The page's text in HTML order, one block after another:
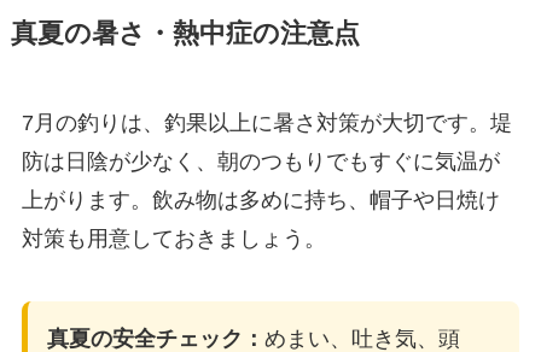
真夏の暑さ・熱中症の注意点
7月の釣りは、釣果以上に暑さ対策が大切です。堤
防は日陰が少なく、朝のつもりでもすぐに気温が
上がります。飲み物は多めに持ち、帽子や日焼け
対策も用意しておきましょう。
真夏の安全チェック： めまい、吐き気、頭